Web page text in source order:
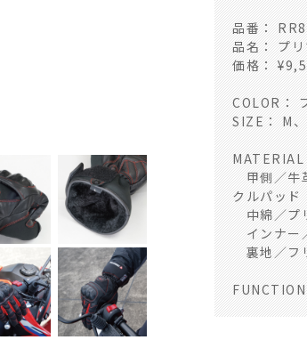
GRAY CAMO / グレ
品番：
品名： プ
価格：
COLOR：
SIZE： M
MATERIAL
甲側／牛
クルパッド
中綿／プ
インナー
裏地／フ